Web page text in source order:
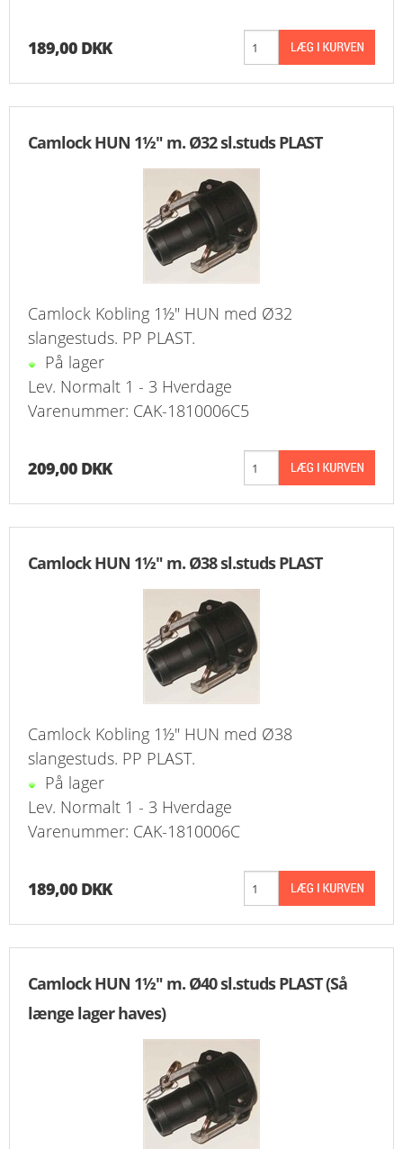
189,00 DKK
Camlock HUN 1½" m. Ø32 sl.studs PLAST
Camlock Kobling 1½" HUN med Ø32
slangestuds. PP PLAST.
På lager
Lev. Normalt 1 - 3 Hverdage
Varenummer: CAK-1810006C5
209,00 DKK
Camlock HUN 1½" m. Ø38 sl.studs PLAST
Camlock Kobling 1½" HUN med Ø38
slangestuds. PP PLAST.
På lager
Lev. Normalt 1 - 3 Hverdage
Varenummer: CAK-1810006C
189,00 DKK
Camlock HUN 1½" m. Ø40 sl.studs PLAST (Så
længe lager haves)